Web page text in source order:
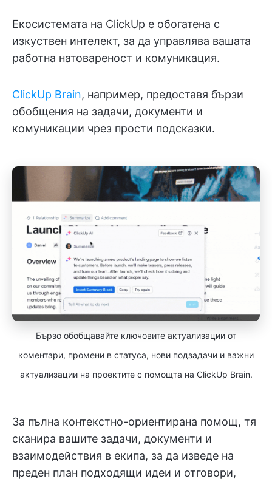
Екосистемата на ClickUp е обогатена с
изкуствен интелект, за да управлява вашата
работна натовареност и комуникация.
ClickUp Brain, например, предоставя бързи
обобщения на задачи, документи и
комуникации чрез прости подсказки.
Бързо обобщавайте ключовите актуализации от
коментари, промени в статуса, нови подзадачи и важни
актуализации на проектите с помощта на ClickUp Brain.
За пълна контекстно-ориентирана помощ, тя
сканира вашите задачи, документи и
взаимодействия в екипа, за да изведе на
преден план подходящи идеи и отговори,